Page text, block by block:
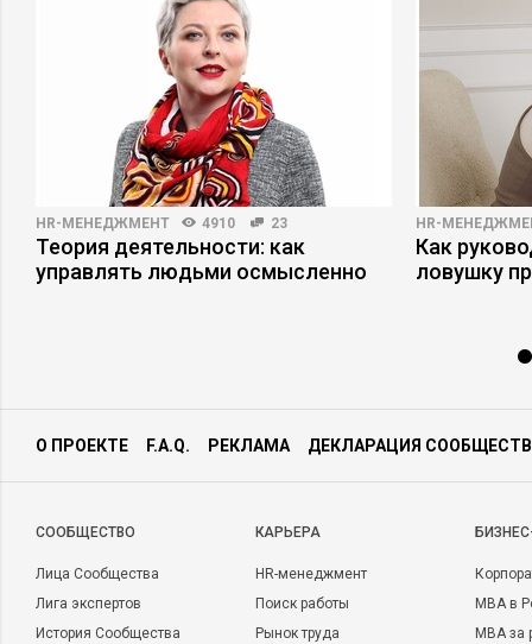
HR-МЕНЕДЖМЕНТ 4910 23
Теория деятельности: как
управлять людьми осмысленно
HR-
Как
ловушку
О ПРОЕКТЕ F.A.Q. РЕКЛАМА ДЕКЛАРАЦИЯ
CООБЩЕСТВО
Лица Сообщества
Лига экспертов
История Сообщества
КАРЬЕРА
HR-менеджмент
Поиск работы
Рынок труда
MBA в
MBA